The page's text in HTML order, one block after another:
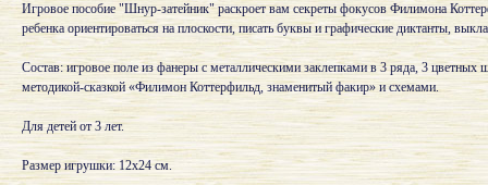
Игровое пособие "Шнур-затейник" раскроет вам секреты фокусов Филимона
ребенка ориентироваться на плоскости, писать буквы и графические диктанты,
Состав: игровое поле из фанеры с металлическими заклепками в 3 ряда, 3 цветных
методикой-сказкой «Филимон Коттерфильд, знаменитый факир» и схемами.
Для детей от 3 лет.
Размер игрушки: 12х24 см.